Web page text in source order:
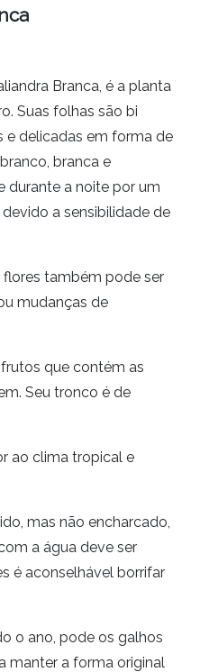
Branca, é a planta
Suas folhas são bi
e delicadas em forma de
branca e
durante a noite por um
a sensibilidade de
também pode ser
mudanças de
que contém as
Seu tronco é de
ao clima tropical e
mas não encharcado,
a água deve ser
é aconselhável borrifar
o ano, pode os galhos
manter a forma original